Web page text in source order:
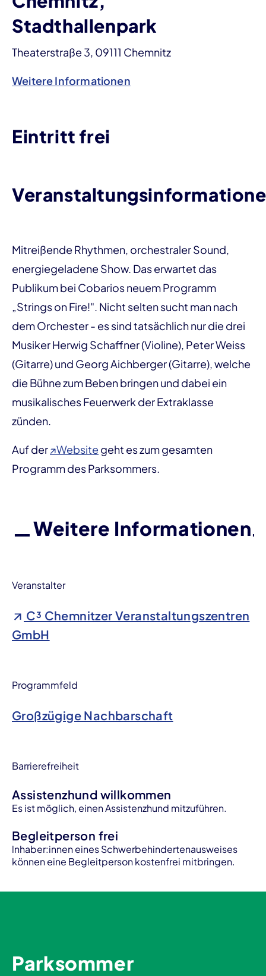
Stadthallenpark
Theaterstraße 3, 09111 Chemnitz
Weitere Informationen
Eintritt frei
Mitreißende Rhythmen, orchestraler Sound,
energiegeladene Show. Das erwartet das
Publikum bei Cobarios neuem Programm
„Strings on Fire!". Nicht selten sucht man nach
dem Orchester - es sind tatsächlich nur die drei
Musiker Herwig Schaffner (Violine), Peter Weiss
(Gitarre) und Georg Aichberger (Gitarre), welche
die Bühne zum Beben bringen und dabei ein
musikalisches Feuerwerk der Extraklasse
zünden.
Auf der↗Website geht es zum gesamten
Programm des Parksommers.
Weitere Informationen
Veranstalter
C³ Chemnitzer Veranstaltungszentren
GmbH
Programmfeld
Großzügige Nachbarschaft
Barrierefreiheit
Assistenzhund willkommen
Es ist möglich, einen Assistenzhund mitzuführen.
Begleitperson frei
lnhaber:innen eines Schwerbehindertenausweises
können eine Begleitperson kostenfrei mitbringen.
Parksommer